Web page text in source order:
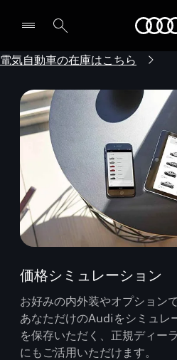
電気自動車の在庫はこちら
価格シミュレーション
お好みの内外装やオプション
あなただけのAudiをシミュレ
を保存いただく、正規ディー
にもご活用いただけます。